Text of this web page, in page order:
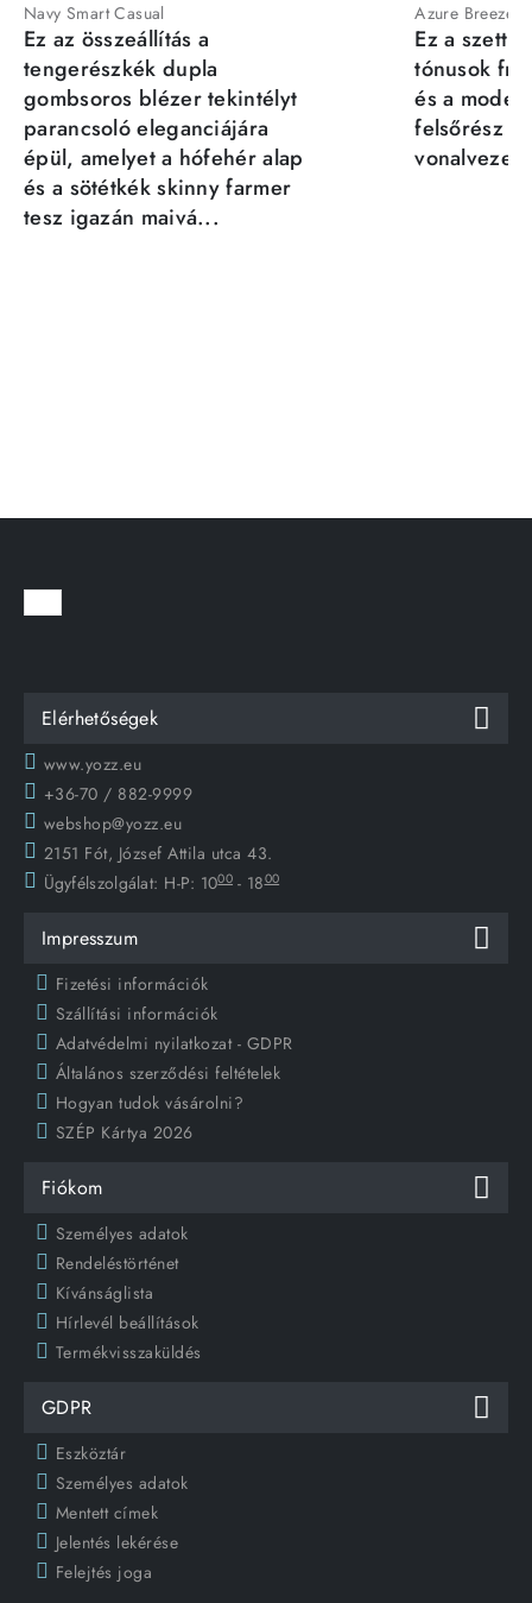
Navy Smart Casual
Ez az összeállítás a
tengerészkék dupla
gombsoros blézer tekintélyt
parancsoló eleganciájára
épül, amelyet a hófehér alap
és a sötétkék skinny farmer
tesz igazán maivá...
Azure Breeze
Ez a szett
tónusok
és a
felsőrész
Elérhetőségek
www.yozz.eu
+36-70 / 882-9999
webshop@yozz.eu
2151 Fót, József Attila utca 43.
Ügyfélszolgálat: H-P: 1000 - 1800
Impresszum
Fizetési információk
Szállítási információk
Adatvédelmi nyilatkozat - GDPR
Általános szerződési feltételek
Hogyan tudok vásárolni?
SZÉP Kártya 2026
Fiókom
Személyes adatok
Rendeléstörténet
Kívánságlista
Hírlevél beállítások
Termékvisszaküldés
GDPR
Eszköztár
Személyes adatok
Mentett címek
Jelentés lekérése
Felejtés joga